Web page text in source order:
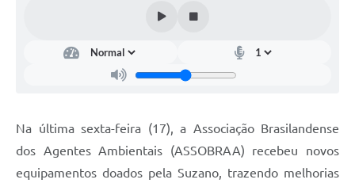
Na última sexta-feira (17), a Associação Brasilandense
dos Agentes Ambientais (ASSOBRAA) recebeu novos
equipamentos doados pela Suzano, trazendo melhorias